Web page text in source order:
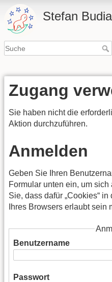
Stefan
Zugang
Sie haben nicht die
Aktion durchzuführen.
Anmelden
Geben Sie Ihren
Formular unten ein, um
Sie, dass dafür „Cookies“
Ihres Browsers erlaubt sein
Benutzername
Passwort